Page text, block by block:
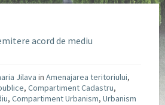
acord de mediu
Jilava in Amenajarea teritoriului,
, Compartiment Cadastru,
, Compartiment Urbanism, Urbanism